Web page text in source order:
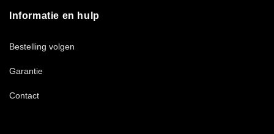
Informatie en hulp
Bestelling volgen
Garantie
Contact